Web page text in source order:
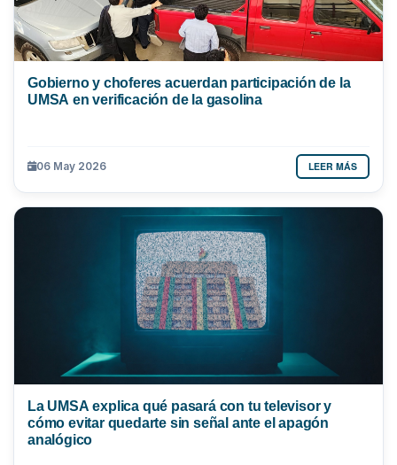
Gobierno y choferes acuerdan participación de la
UMSA en verificación de la gasolina
06 May 2026 LEER MÁS
La UMSA explica qué pasará con tu televisor y
cómo evitar quedarte sin señal ante el apagón
analógico